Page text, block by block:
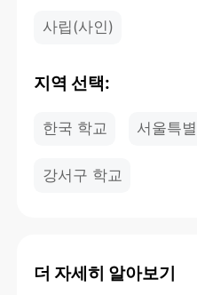
사립(사인)
지역 선택:
한국 학교 서울특
강서구 학교
더 자세히 알아보기